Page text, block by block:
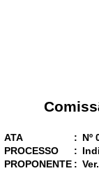
ATA : Nº
PROCESSO
:
PROPONENTE :